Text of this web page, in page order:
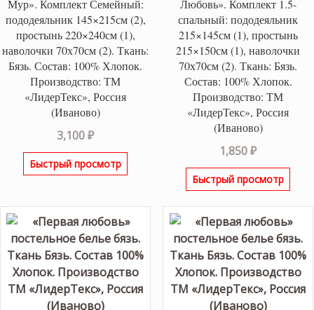
Мур». Комплект Семейный:
пододеяльник 145×215см (2),
простынь 220×240см (1),
наволочки 70х70см (2). Ткань:
Бязь. Состав: 100% Хлопок.
Производство: ТМ
«ЛидерТекс», Россия
(Иваново)
3,100₽
Быстрый просмотр
Любовь». Комплект 1.5-
спальный: пододеяльник
215×145см (1), простынь
215×150см (1), наволочки
70х70см (2). Ткань: Бязь.
Состав: 100% Хлопок.
Производство: ТМ
«ЛидерТекс», Россия
(Иваново)
1,850₽
Быстрый просмотр